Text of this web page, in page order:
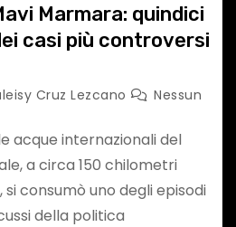
Marmara: quindici
casi più controversi
Cruz Lezcano
Nessun
acque internazionali del
a circa 150 chilometri
si consumò uno degli episodi
della politica